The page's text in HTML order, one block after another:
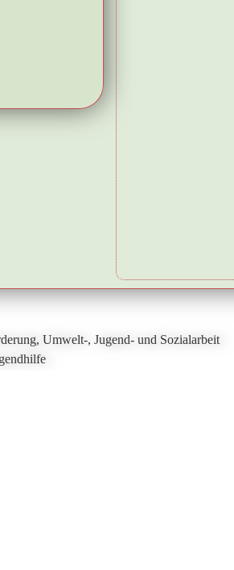
Umwelt-, Jugend- und Sozialarbeit